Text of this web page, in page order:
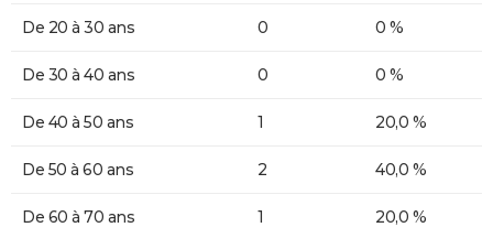
De 20 à 30 ans 0 0 %
De 30 à 40 ans 0 0 %
De 40 à 50 ans 1 20,0 %
De 50 à 60 ans 2 40,0 %
De 60 à 70 ans 1 20,0 %